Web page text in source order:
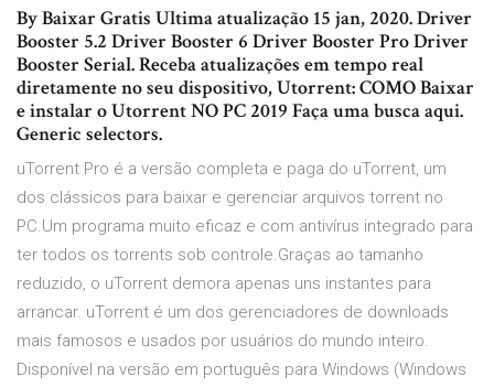
By Baixar Gratis Ultima atualização 15 jan, 2020. Driver
Booster 5.2 Driver Booster 6 Driver Booster Pro Driver
Booster Serial. Receba atualizações em tempo real
diretamente no seu dispositivo, Utorrent: COMO Baixar
e instalar o Utorrent NO PC 2019 Faça uma busca aqui.
Generic selectors.
uTorrent Pro é a versão completa e paga do uTorrent, um
dos clássicos para baixar e gerenciar arquivos torrent no
PC.Um programa muito eficaz e com antivírus integrado para
ter todos os torrents sob controle.Graças ao tamanho
reduzido, o uTorrent demora apenas uns instantes para
arrancar. uTorrent é um dos gerenciadores de downloads
mais famosos e usados por usuários do mundo inteiro.
Disponível na versão em português para Windows (Windows